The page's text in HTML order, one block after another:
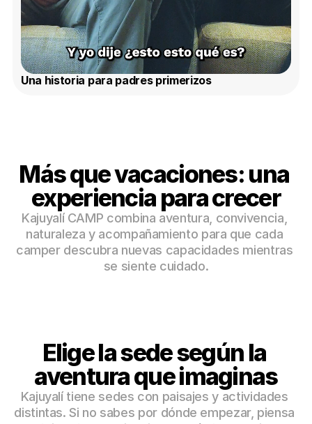
Una historia para padres primerizos
Más que vacaciones: una
experiencia para crecer
Kajuyalí CAMP combina aventura, convivencia,
naturaleza y acompañamiento para que cada
camper descubra nuevas capacidades mientras
se siente cuidado.
Elige la sede según la
aventura que imaginas
Kajuyalí tiene sedes con paisajes y actividades
distintas. Si no sabes por dónde empezar, piensa